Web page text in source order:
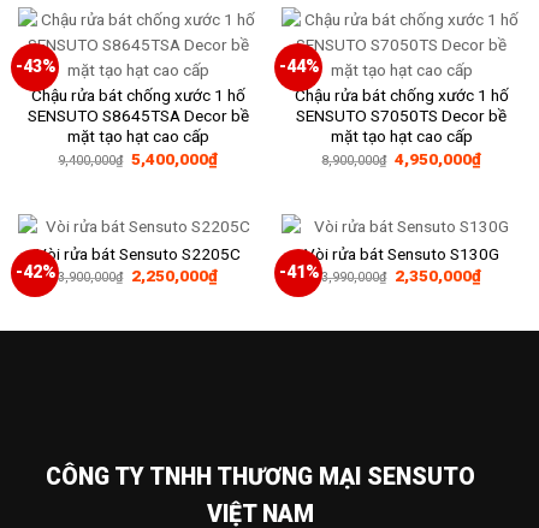
3,350,000₫.
-43%
Chậu rửa bát chống xước 1 hố
SENSUTO S8645TSA Decor bề
mặt tạo hạt cao cấp
9,400,000₫ Giá
gốc
5,400,000₫Giá
hiện
5,400,000₫.
-44%
Chậu rửa bát chống xước 1 hố
SENSUTO S7050TS Decor bề
mặt tạo hạt cao cấp
8,900,000₫ Giá
gốc
4,950,000₫Giá
hiện
-42%
Vòi rửa bát Sensuto S2205C
3,900,000₫ Giá
gốc
2,250,000₫Giá
hiện
2,250,000₫.
-41%
Vòi rửa bát Sensuto S130G
3,990,000₫ Giá
gốc
2,350,000₫Giá
hiện
CÔNG TY TNHH THƯƠNG MẠI SENSUTO
VIỆT NAM